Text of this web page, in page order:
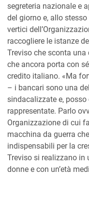
segreteria nazionale e
del giorno e, allo
vertici
raccogliere le istanze
Treviso che sconta una
che ancora porta con
credito italiano. «Ma
– i bancari sono una
sindacalizzate e,
rappresentate. Parlo
Organizzazione di cui
macchina da guerra
indispensabili per la
Treviso si realizzano in
donne e con un’età